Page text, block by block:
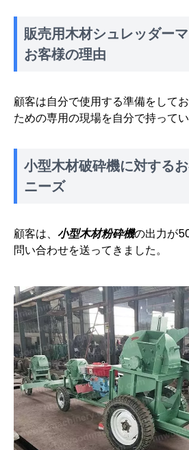
販売用木材シュレッダー
お客様の理由
顧客は自分で使用する準備をして
ための専用の現場を自分で持ってい
小型木材破砕機に対する
ニーズ
顧客は、 小型木材粉砕機の出力が
問い合わせを送ってきました。